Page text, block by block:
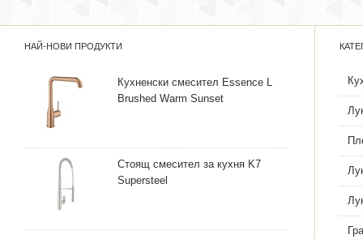
НАЙ-НОВИ ПРОДУКТИ
Кухненски смесител Essence L
Brushed Warm Sunset
Стоящ смесител за кухня K7
Supersteel